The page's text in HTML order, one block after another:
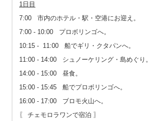
1日目
7:00 市内のホテル・駅・空港にお迎え。
7:00 ‐ 10:00 プロボリンゴへ。
10:15 ‐ 11:00 船でギリ・クタパンへ。
11:00 ‐ 14:00 シュノーケリング・島めぐり。
14:00 ‐ 15:00 昼食。
15:00 ‐ 15:45 船でプロボリンゴへ。
16:00 ‐ 17:00 ブロモ火山へ。
〖 チェモロラワンで宿泊 〗